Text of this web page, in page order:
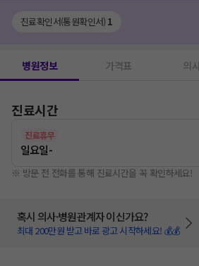
진료확인서(통원확인서) 1
병원정보 가격표 의
진료시간
진료휴무
일요일-
※ 방문 전 전화를 통해 진료시간을 꼭 확인하세요!
혹시 의사·병원관계자 이신가요?
최대 200만원 받고 바로 광고 시작하세요! 💰💰